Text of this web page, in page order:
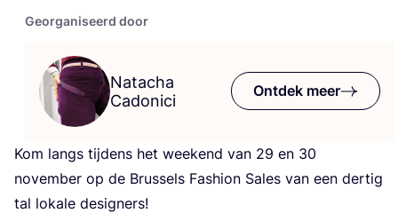
Georganiseerd door
Natacha
Cadonici
Ontdek meer
Kom langs tij­dens het week­end van 29 en 30
novem­ber op de Brus­sels Fas­hi­on Sales van een der­tig
tal loka­le designers!